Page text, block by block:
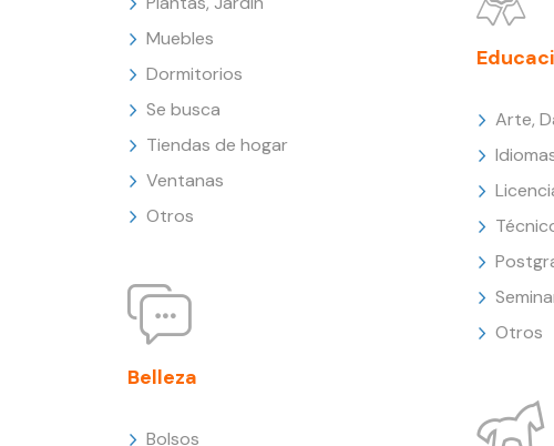
Muebles
Dormitorios
Se busca
Tiendas de hogar
Ventanas
Otros
Belleza
Bolsos
Arte,
Otros